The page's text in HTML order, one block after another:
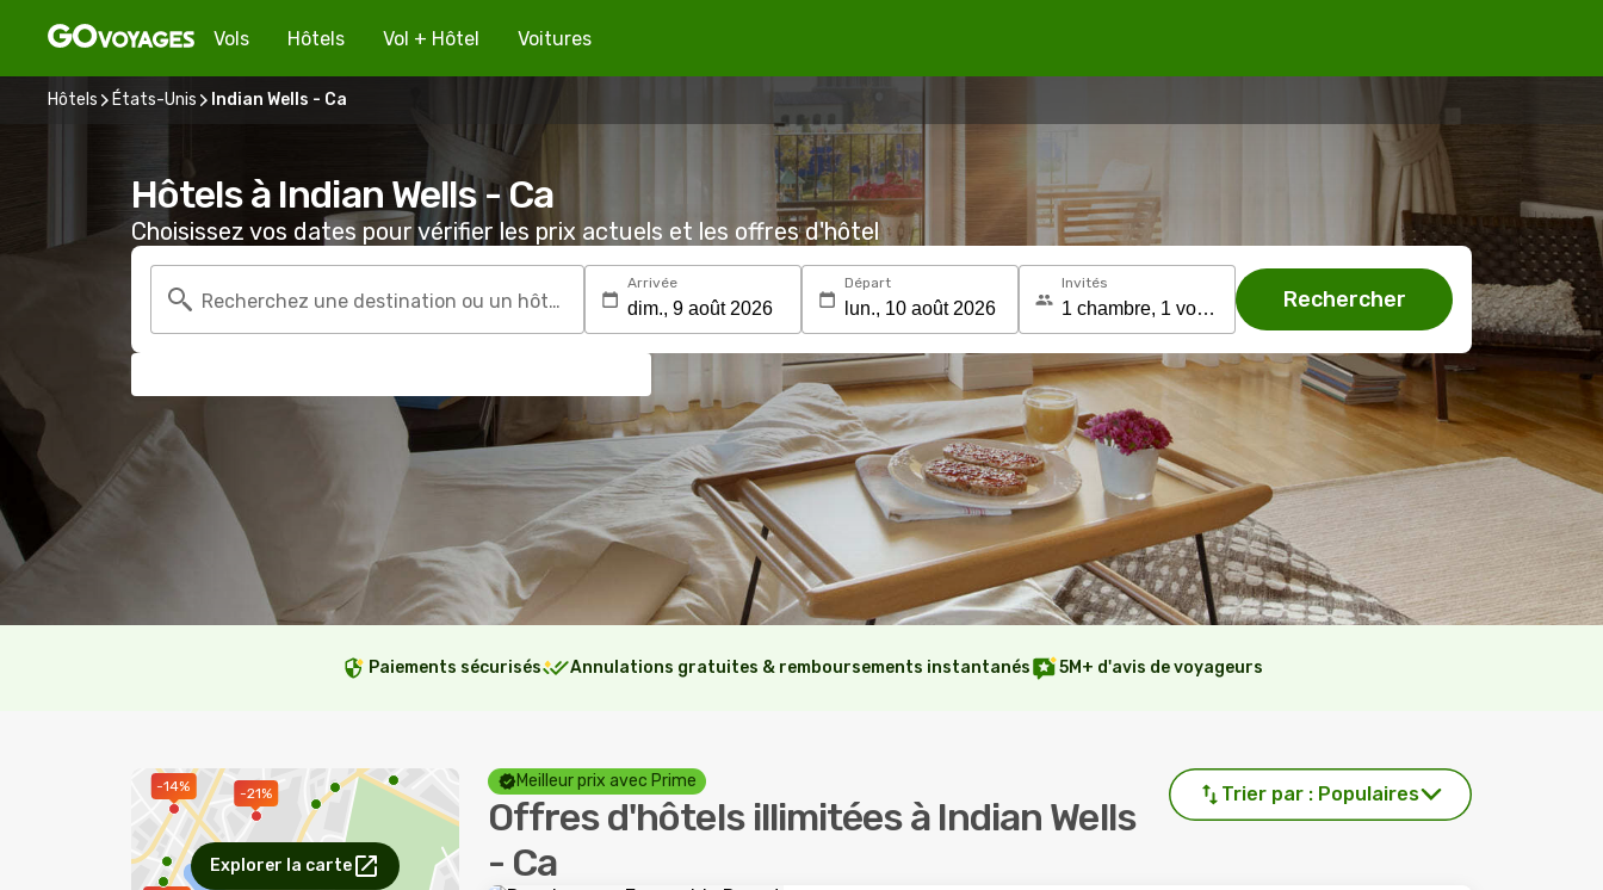
Vols Hôtels Vol + Hôtel Voitures
Hôtels États-Unis Indian Wells - Ca
Hôtels à Indian Wells - Ca
Choisissez vos dates pour vérifier les prix actuels et les offres d'hôtel
Recherchez une destination ou un hôtel
Arrivée Départ Invités
Rechercher
Paiements sécurisés Annulations gratuites & remboursements instantanés 5M+ d'avis de voyageurs
-21%
-14%
Explorer la carte
Meilleur prix avec Prime
Offres d'hôtels illimitées à Indian Wells
- Ca
Trier par : Populaires